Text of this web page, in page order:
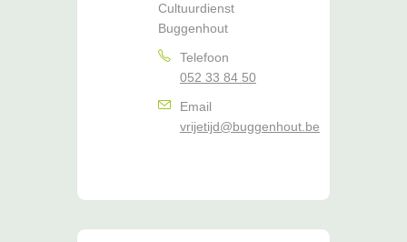
Cultuurdienst
Buggenhout
Telefoon
052 33 84 50
Email
vrijetijd@buggenhout.be